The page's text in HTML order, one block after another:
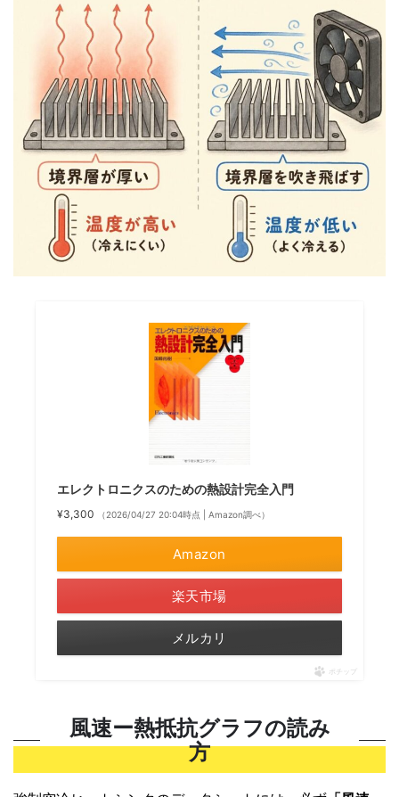
エレクトロニクスのための熱設計完全入門
¥3,300 （2026/04/27 20:04時点 | Amazon調べ）
Amazon
楽天市場
メルカリ
ポチップ
風速ー熱抵抗グラフの読み
方